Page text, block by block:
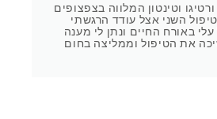
וטינטון המלווה בצפצופים
השני אצל עודד הרגשתי
באורח החיים ונתן לי מענה
את הטיפול וממליצה בחום